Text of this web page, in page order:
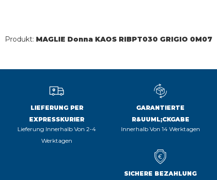
Produkt: MAGLIE Donna KAOS RIBPT030 GRIGIO 0M07
LIEFERUNG PER
EXPRESSKURIER
Lieferung Innerhalb Von 2-4
Werktagen
GARANTIERTE
R&UUML;CKGABE
Innerhalb Von 14 Werktagen
SICHERE BEZAHLUNG